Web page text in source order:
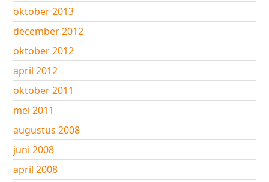
oktober 2013
december 2012
oktober 2012
april 2012
oktober 2011
mei 2011
augustus 2008
juni 2008
april 2008